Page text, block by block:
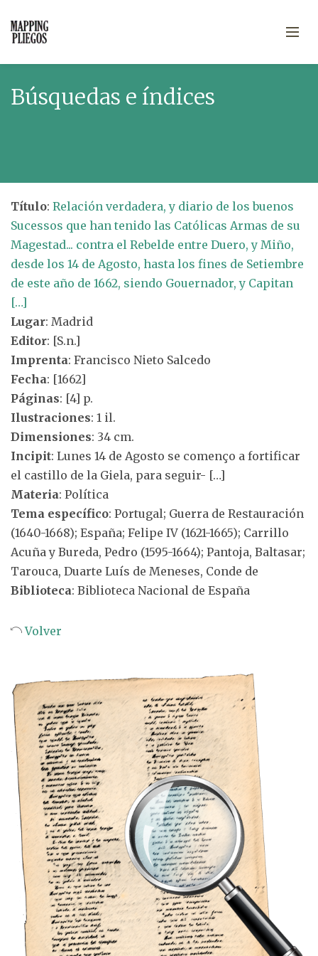
Búsquedas e índices
Título: Relación verdadera, y diario de los buenos
Sucessos que han tenido las Católicas Armas de su
Magestad... contra el Rebelde entre Duero, y Miño,
desde los 14 de Agosto, hasta los fines de Setiembre
de este año de 1662, siendo Gouernador, y Capitan
[…]
Lugar: Madrid
Editor: [S.n.]
Imprenta: Francisco Nieto Salcedo
Fecha: [1662]
Páginas: [4] p.
Ilustraciones: 1 il.
Dimensiones: 34 cm.
Incipit: Lunes 14 de Agosto se començo a fortificar
el castillo de la Giela, para seguir- […]
Materia: Política
Tema específico: Portugal; Guerra de Restauración
(1640-1668); España; Felipe IV (1621-1665); Carrillo
Acuña y Bureda, Pedro (1595-1664); Pantoja, Baltasar;
Tarouca, Duarte Luís de Meneses, Conde de
Biblioteca: Biblioteca Nacional de España
Volver